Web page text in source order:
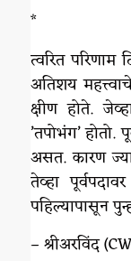
*
त्वरित
अतिशय
क्षीण होते.
’तपोभंग‌’ होतो.
असत. कारण
तेव्हा
पहिल्यापासून
– श्रीअरविंद